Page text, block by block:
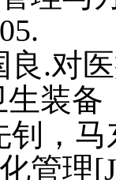
对医
装备
马
管理